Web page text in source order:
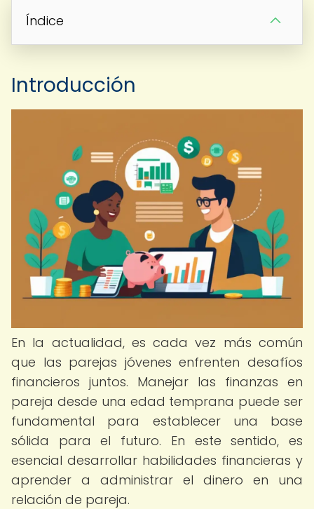
Índice
Introducción
En la actualidad, es cada vez más común
que las parejas jóvenes enfrenten desafíos
financieros juntos. Manejar las finanzas en
pareja desde una edad temprana puede ser
fundamental para establecer una base
sólida para el futuro. En este sentido, es
esencial desarrollar habilidades financieras y
aprender a administrar el dinero en una
relación de pareja.